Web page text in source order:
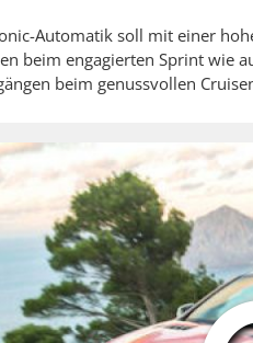
Automatik soll mit einer
beim engagierten Sprint wie
beim genussvollen